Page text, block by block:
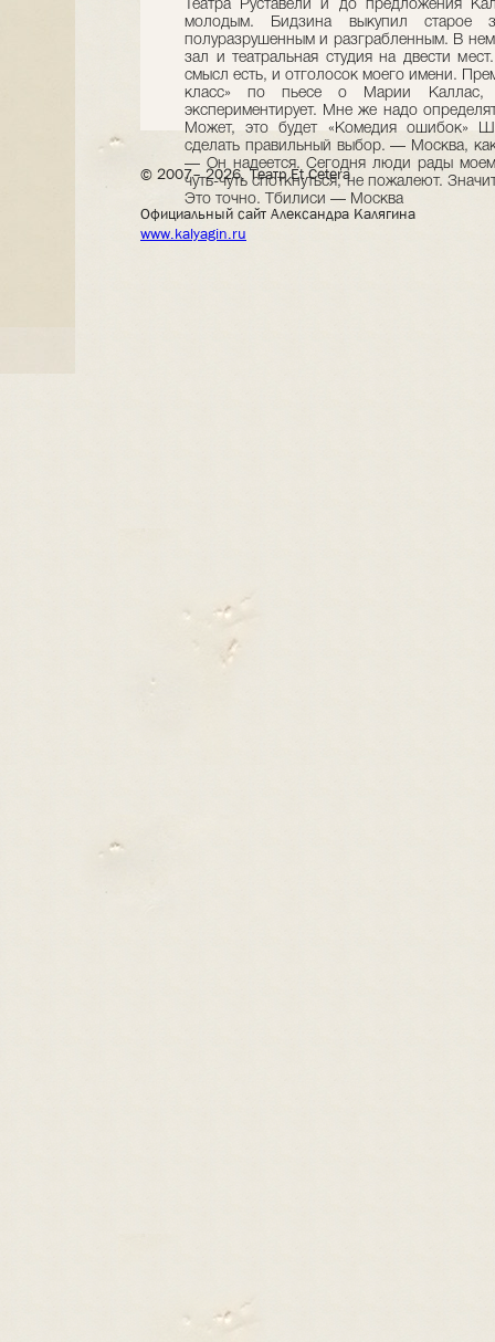
© 2007– 2026, Театр Et Cetera
Официальный сайт Александра Калягина
www.kalyagin.ru